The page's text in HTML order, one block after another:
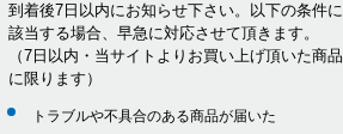
到着後7日以内にお知らせ下さい。以下の条件に
該当する場合、早急に対応させて頂きます。
（7日以内・当サイトよりお買い上げ頂いた商品
に限ります）
トラブルや不具合のある商品が届いた